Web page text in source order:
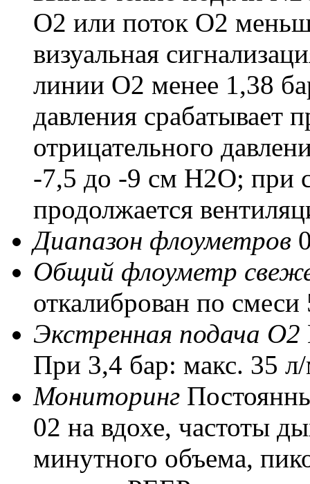
O2 или поток O2
визуальная
линии O2 менее 1,38
давления срабатывает
отрицательного
-7,5 до -9 см H2O; при
продолжается
Диапазон флоуметров
Общий флоуметр
откалиброван по
Экстренная подача O2
При 3,4 бар: макс. 35
Мониторинг
02 на вдохе, частоты
минутного объема,